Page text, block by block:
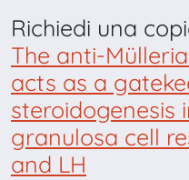
Richiedi una
The anti-
acts as a
steroidogenesis
granulosa cell
and LH